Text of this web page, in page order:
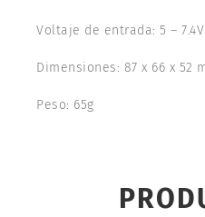
Voltaje de entrada: 5 – 7.4V
Dimensiones: 87 x 66 x 52
Peso: 65g